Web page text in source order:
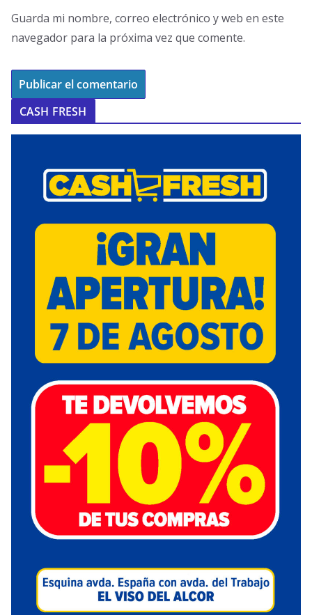
Guarda mi nombre, correo electrónico y web en este
navegador para la próxima vez que comente.
CASH FRESH